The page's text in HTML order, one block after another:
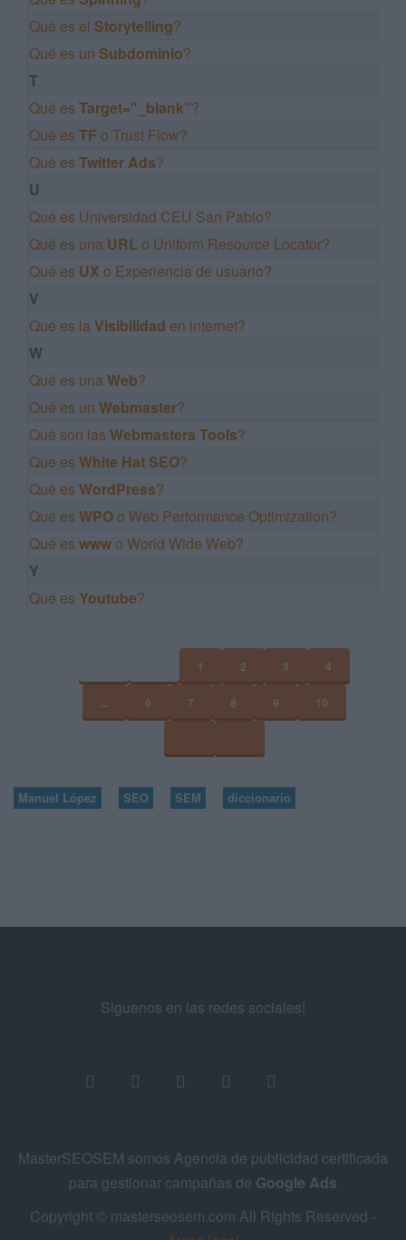
Qué es el Storytelling?
Qué es un Subdominio?
T
Qué es Target="_blank"?
Qué es TF o Trust Flow?
Qué es Twitter Ads?
U
Qué es Universidad CEU San Pablo?
Qué es una URL o Uniform Resource Locator?
Qué es UX o Experiencia de usuario?
V
Qué es laVisibilidad en internet?
W
Qué es unaWeb?
Qué es un Webmaster?
Qué son las Webmasters Tools?
Qué es White Hat SEO?
Qué es WordPress?
Qué es WPOo Web Performance Optimization?
Qué es wwwo World Wide Web?
Y
Qué es Youtube?
1 2 3 4
... 6 7 8 9 10
Manuel López SEO SEM diccionario
Siguenos en las redes sociales!
MasterSEOSEM somos Agencia de publicidad certificada
para gestionar campañas de Google Ads
Copyright © masterseosem.com All Rights Reserved -